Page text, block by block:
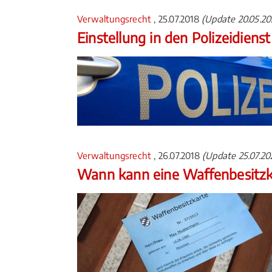
Verwaltungsrecht , 25.07.2018 (Update
Einstellung in den
Verwaltungsrecht , 26.07.2018 (Update
Wann kann eine